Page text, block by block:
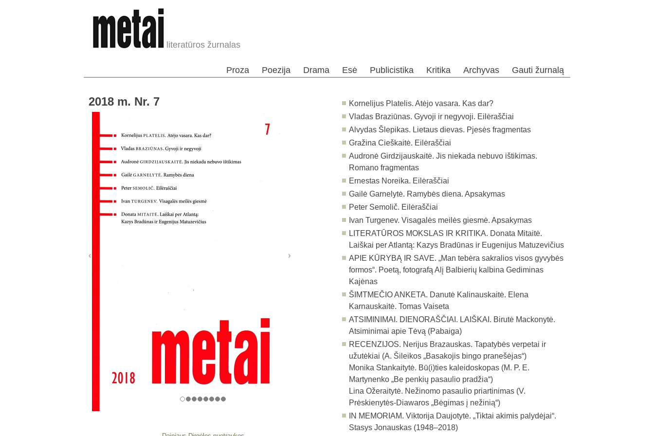
literatūros žurnalas
Proza Poezija Drama Esė Publicistika Kritika Archyvas Gauti žurnalą
2018 m. Nr. 7
Kornelijus Platelis. Atėjo vasara. Kas dar?
Vladas Braziūnas. Gyvoji ir negyvoji. Eilėraščiai
Alvydas Šlepikas. Lietaus dievas. Pjesės fragmentas
Gražina Cieškaitė. Eilėraščiai
Audronė Girdzijauskaitė. Jis niekada nebuvo ištikimas.
Romano fragmentas
Ernestas Noreika. Eilėraščiai
Gailė Garnelytė. Ramybės diena. Apsakymas
Peter Semolič. Eilėraščiai
Ivan Turgenev. Visagalės meilės giesmė. Apsakymas
LITERATŪROS MOKSLAS IR KRITIKA. Donata Mitaitė.
Laiškai per Atlantą: Kazys Bradūnas ir Eugenijus Matuzevičius
APIE KŪRYBĄ IR SAVE. „Man tebėra sakralios visos gyvybės
formos“. Poetą, fotografą Alį Balbierių kalbina Gediminas
Kajėnas
ŠIMTMEČIO ANKETA. Danutė Kalinauskaitė. Elena
Karnauskaitė. Tomas Vaiseta
ATSIMINIMAI. DIENORAŠČIAI. LAIŠKAI. Birutė Mackonytė.
Atsiminimai apie Tėvą (Pabaiga)
RECENZIJOS. Nerijus Brazauskas. Tapatybės verpetai ir
užutėkiai (A. Šileikos „Basakojis bingo pranešėjas“)
Monika Stankaitytė. Bū(i)ties kaleidoskopas (M. P. E.
Martynenko „Be penkių pasaulio pradžia“)
Lina Ožeraitytė. Nežinomo pasaulio priartinimas (V.
Prėskienytės-Diawaros „Bėgimas į nežinią“)
IN MEMORIAM. Viktorija Daujotytė. „Tiktai akimis palydėjai“.
Stasys Jonauskas (1948–2018)